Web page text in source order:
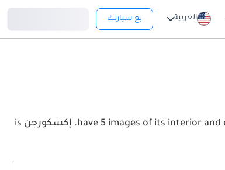
العربية بع سيارتك
View the latest فورد إكسكورجن 2026 image gallery. فورد إكسكورجن have 5 images of its interior and exterior. Take a look at the Front, Rear and Side profiles. إكسكورجن is